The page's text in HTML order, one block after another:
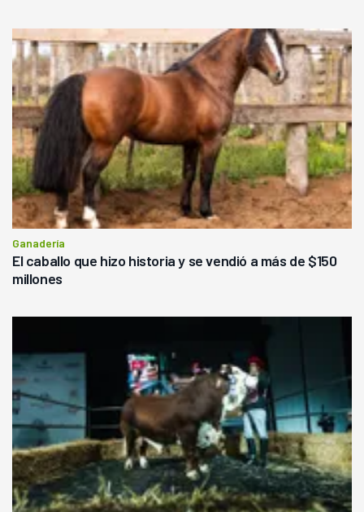
Ganadería
El caballo que hizo historia y se vendió a más de $150
millones